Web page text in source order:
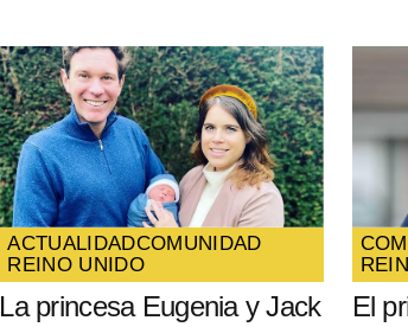
ACTUALIDADCOMUNIDAD
REINO UNIDO
La princesa Eugenia y Jack
El